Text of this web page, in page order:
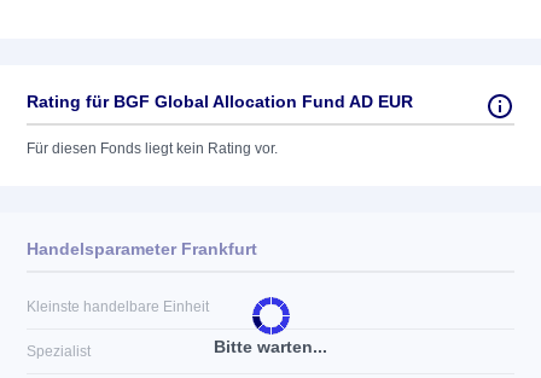
Rating für BGF Global Allocation Fund AD EUR
Für diesen Fonds liegt kein Rating vor.
Bitte warten...
Handelsparameter Frankfurt
Kleinste handelbare Einheit
Spezialist